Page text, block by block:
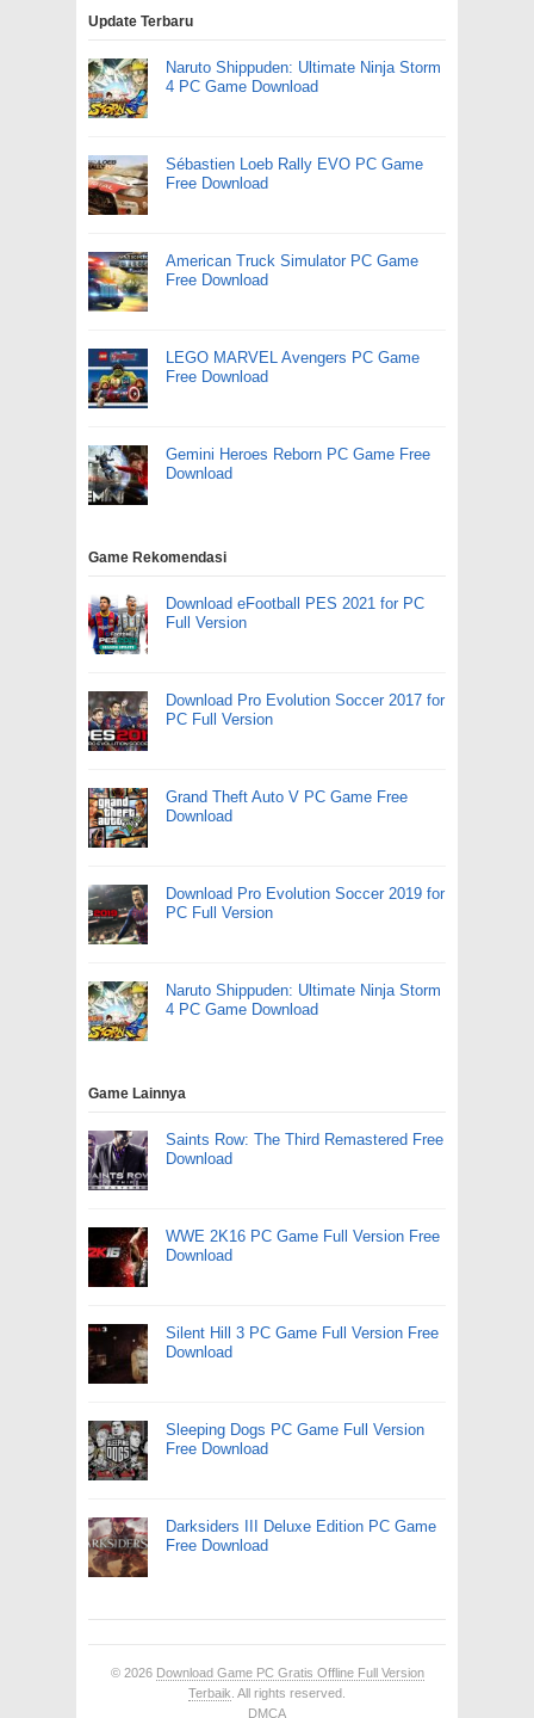
Update Terbaru
Naruto Shippuden: Ultimate Ninja Storm
4 PC Game Download
Sébastien Loeb Rally EVO PC Game
Free Download
American Truck Simulator PC Game
Free Download
LEGO MARVEL Avengers PC Game
Free Download
Gemini Heroes Reborn PC Game Free
Download
Game Rekomendasi
Download eFootball PES 2021 for PC
Full Version
Download Pro Evolution Soccer 2017 for
PC Full Version
Grand Theft Auto V PC Game Free
Download
Download Pro Evolution Soccer 2019 for
PC Full Version
Naruto Shippuden: Ultimate Ninja Storm
4 PC Game Download
Game Lainnya
Saints Row: The Third Remastered Free
Download
WWE 2K16 PC Game Full Version Free
Download
Silent Hill 3 PC Game Full Version Free
Download
Sleeping Dogs PC Game Full Version
Free Download
Darksiders III Deluxe Edition PC Game
Free Download
© 2026 Download Game PC Gratis Offline Full Version
Terbaik. All rights reserved.
DMCA